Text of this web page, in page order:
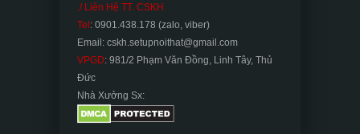
./ Liên Hệ TT. CSKH
Tel: 0901.438.178 (zalo, viber)
Email: cskh.setupnoithat@gmail.com
VPGD: 981/2 Phạm Văn Đồng, Linh Tây, Thủ
Đức
Nhà Xưởng Sx: